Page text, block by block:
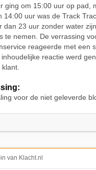
ging om 15:00 uur op pad,
14:00 uur was de Track
dan 23 uur zonder water
te nemen. De verrassing
reageerde met een
reactie werd
voor de niet geleverde
van Klacht.nl